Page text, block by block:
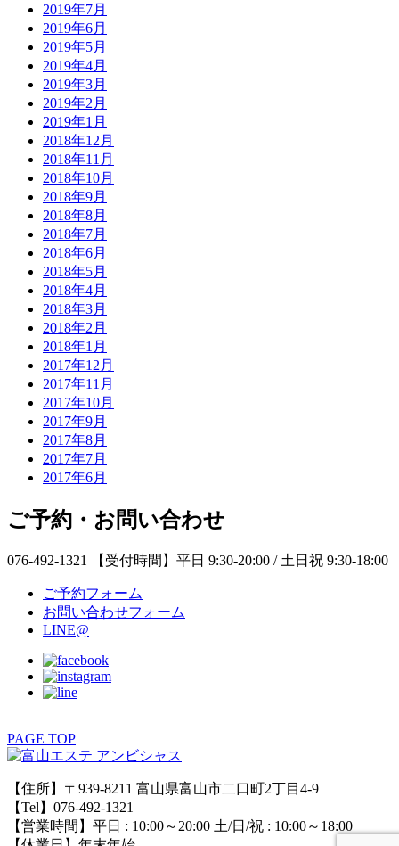
2019年7月
2019年6月
2019年5月
2019年4月
2019年3月
2019年2月
2019年1月
2018年12月
2018年11月
2018年10月
2018年9月
2018年8月
2018年7月
2018年6月
2018年5月
2018年4月
2018年3月
2018年2月
2018年1月
2017年12月
2017年11月
2017年10月
2017年9月
2017年8月
2017年7月
2017年6月
ご予約・お問い合わせ
076-492-1321 【受付時間】平日 9:30-20:00 / 土日祝 9:30-18:00
ご予約フォーム
お問い合わせフォーム
LINE@
PAGE TOP
【住所】〒939-8211 富山県富山市二口町2丁目4-9
【Tel】076-492-1321
【営業時間】平日 : 10:00～20:00 土/日/祝 : 10:00～18:00